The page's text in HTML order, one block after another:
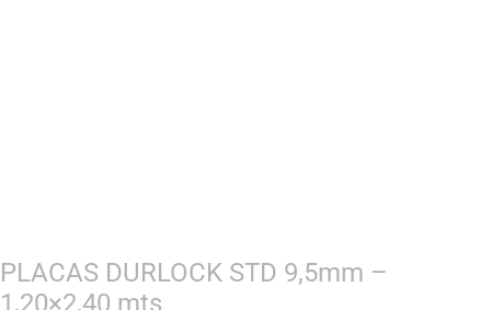
PLACAS DURLOCK STD 9,5mm –
1,20×2,40 mts